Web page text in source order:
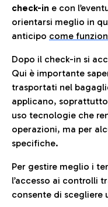
check-in e con
orientarsi meglio in
anticipo come
Dopo il check-in si
Qui è importante
trasportati nel
applicano,
uso tecnologie che
operazioni, ma per
specifiche.
Per gestire meglio i
l’accesso ai controlli
consente di scegliere